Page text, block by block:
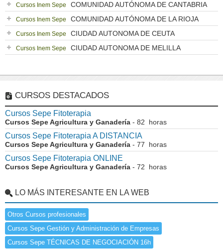
Cursos Inem Sepe COMUNIDAD AUTÓNOMA DE CANTABRIA
Cursos Inem Sepe COMUNIDAD AUTÓNOMA DE LA RIOJA
Cursos Inem Sepe CIUDAD AUTONOMA DE CEUTA
Cursos Inem Sepe CIUDAD AUTONOMA DE MELILLA
CURSOS DESTACADOS
Cursos Sepe Fitoterapia
Cursos Sepe Agricultura y Ganadería - 82 horas
Cursos Sepe Fitoterapia A DISTANCIA
Cursos Sepe Agricultura y Ganadería - 77 horas
Cursos Sepe Fitoterapia ONLINE
Cursos Sepe Agricultura y Ganadería - 72 horas
LO MÁS INTERESANTE EN LA WEB
Otros Cursos profesionales
Cursos Sepe Gestión y Administración de Empresas
Cursos Sepe TÉCNICAS DE NEGOCIACIÓN 16h